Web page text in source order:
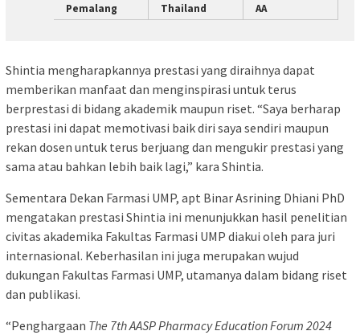
Pemalang
Thailand
AA
Shintia mengharapkannya prestasi yang diraihnya dapat
memberikan manfaat dan menginspirasi untuk terus
berprestasi di bidang akademik maupun riset. “Saya berharap
prestasi ini dapat memotivasi baik diri saya sendiri maupun
rekan dosen untuk terus berjuang dan mengukir prestasi yang
sama atau bahkan lebih baik lagi,” kara Shintia.
Sementara Dekan Farmasi UMP, apt Binar Asrining Dhiani PhD
mengatakan prestasi Shintia ini menunjukkan hasil penelitian
civitas akademika Fakultas Farmasi UMP diakui oleh para juri
internasional. Keberhasilan ini juga merupakan wujud
dukungan Fakultas Farmasi UMP, utamanya dalam bidang riset
dan publikasi.
“Penghargaan The 7th AASP Pharmacy Education Forum 2024